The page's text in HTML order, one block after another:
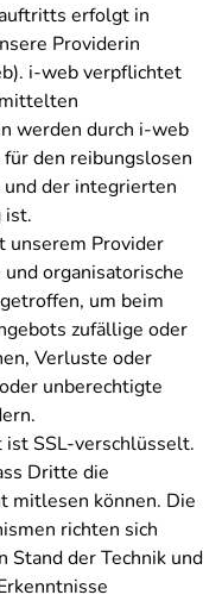
erfolgt in
Providerin
i-web verpflichtet
werden durch i-web
den reibungslosen
der integrierten
ist.
unserem Provider
organisatorische
um beim
zufällige oder
Verluste oder
unberechtigte
SSL-verschlüsselt.
Dritte die
mitlesen können. Die
richten sich
Stand der Technik und